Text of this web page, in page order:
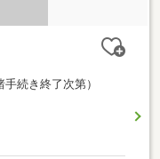
続き終了次第）